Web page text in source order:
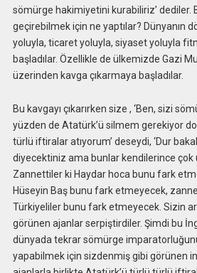
sömürge hakimiyetini kurabiliriz’ dediler.
geçirebilmek için ne yaptılar? Dünyanın
yoluyla, ticaret yoluyla, siyaset yoluyla
başladılar. Özellikle de ülkemizde Gazi
üzerinden kavga çıkarmaya başladılar.
Bu kavgayı çıkarırken size , ‘Ben, sizi
yüzden de Atatürk’ü silmem gerekiyor
türlü iftiralar atıyorum’ deseydi, ‘Dur
diyecektiniz ama bunlar kendilerince çok
Zannettiler ki Haydar hoca bunu fark
Hüseyin Baş bunu fark etmeyecek,
Türkiyeliler bunu fark etmeyecek. Sizin
görünen ajanlar serpiştirdiler. Şimdi bu
dünyada tekrar sömürge
yapabilmek için sizdenmiş gibi görünen